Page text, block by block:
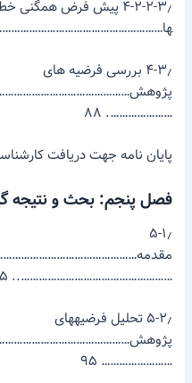
۴-۳٫ بررسی فرضیه های
…………………. ۸۸
پایان­ نامه جهت دریافت
فصل پنجم: بحث و نتیجه­
۵-۱٫
…………………………………………….. ۹۵
۵-۲٫ تحلیل فرضیه­های
…………………… ۹۵